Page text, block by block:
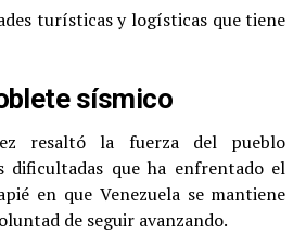
turísticas y logísticas que tiene
sísmico
resaltó la fuerza del pueblo
dificultadas que ha enfrentado el
en que Venezuela se mantiene
de seguir avanzando.